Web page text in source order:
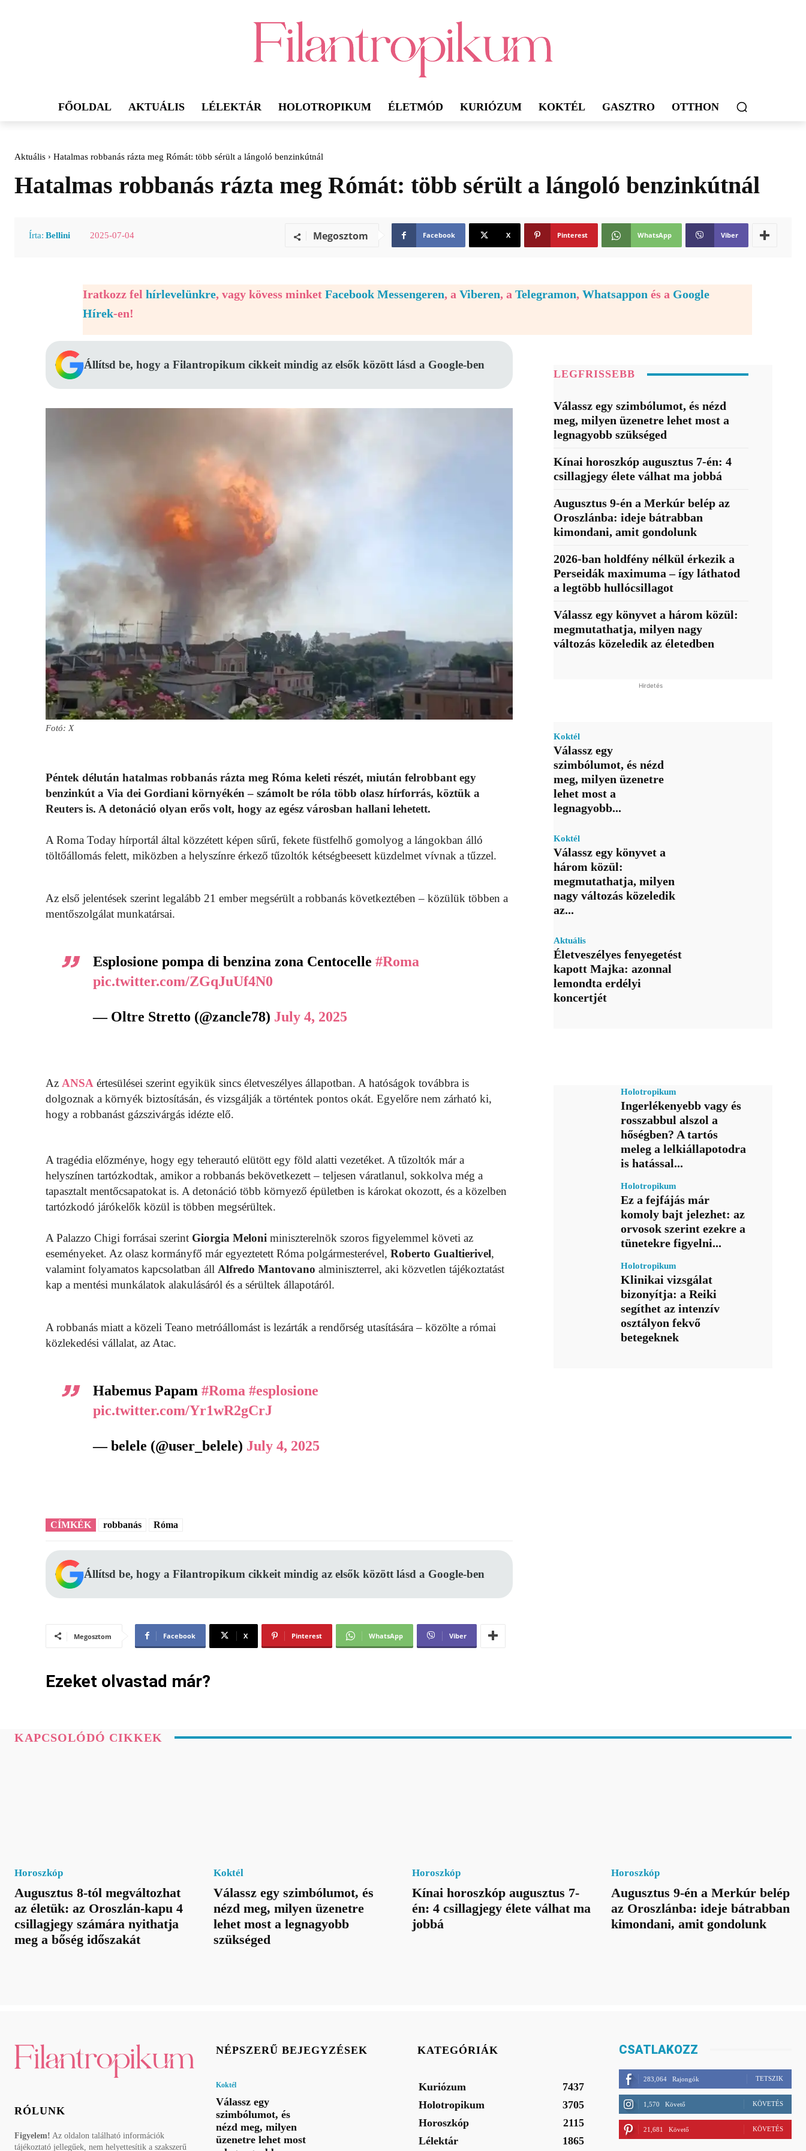
FŐOLDAL AKTUÁLIS LÉLEKTÁR HOLOTROPIKUM ÉLETMÓD KURIÓZUM KOKTÉL GASZTRO OTTHON
Aktuális Hatalmas robbanás rázta meg Rómát: több sérült a lángoló benzinkútnál
Hatalmas robbanás rázta meg Rómát: több sérült a lángoló benzinkútnál
Írta: Bellini 2025-07-04 Megosztom Facebook X Pinterest WhatsApp Viber
Iratkozz fel hírlevelünkre, vagy kövess minket Facebook Messengeren, a Viberen, a Telegramon, Whatsappon és a Google
Hírek-en!
Állítsd be, hogy a Filantropikum cikkeit mindig az elsők között lásd a Google-ben
Fotó: X
Péntek délután hatalmas robbanás rázta meg Róma keleti részét, miután felrobbant egy
benzinkút a Via dei Gordiani környékén – számolt be róla több olasz hírforrás, köztük a
Reuters is. A detonáció olyan erős volt, hogy az egész városban hallani lehetett.
A Roma Today hírportál által közzétett képen sűrű, fekete füstfelhő gomolyog a lángokban álló
töltőállomás felett, miközben a helyszínre érkező tűzoltók kétségbeesett küzdelmet vívnak a tűzzel.
Az első jelentések szerint legalább 21 ember megsérült a robbanás következtében – közülük többen a
mentőszolgálat munkatársai.
Esplosione pompa di benzina zona Centocelle #Roma
pic.twitter.com/ZGqJuUf4N0
— Oltre Stretto (@zancle78) July 4, 2025
Az ANSA értesülései szerint egyikük sincs életveszélyes állapotban. A hatóságok továbbra is
dolgoznak a környék biztosításán, és vizsgálják a történtek pontos okát. Egyelőre nem zárható ki,
hogy a robbanást gázszivárgás idézte elő.
A tragédia előzménye, hogy egy teherautó elütött egy föld alatti vezetéket. A tűzoltók már a
helyszínen tartózkodtak, amikor a robbanás bekövetkezett – teljesen váratlanul, sokkolva még a
tapasztalt mentőcsapatokat is. A detonáció több környező épületben is károkat okozott, és a közelben
tartózkodó járókelők közül is többen megsérültek.
A Palazzo Chigi forrásai szerint Giorgia Meloni miniszterelnök szoros figyelemmel követi az
eseményeket. Az olasz kormányfő már egyeztetett Róma polgármesterével, Roberto Gualtierivel,
valamint folyamatos kapcsolatban áll Alfredo Mantovano alminiszterrel, aki közvetlen tájékoztatást
kap a mentési munkálatok alakulásáról és a sérültek állapotáról.
A robbanás miatt a közeli Teano metróállomást is lezárták a rendőrség utasítására – közölte a római
közlekedési vállalat, az Atac.
Habemus Papam #Roma #esplosione
pic.twitter.com/Yr1wR2gCrJ
— belele (@user_belele) July 4, 2025
CÍMKÉK robbanás Róma
Állítsd be, hogy a Filantropikum cikkeit mindig az elsők között lásd a Google-ben
Megosztom Facebook X Pinterest WhatsApp Viber
Ezeket olvastad már?
LEGFRISSEBB
Válassz egy szimbólumot, és nézd
meg, milyen üzenetre lehet most a
legnagyobb szükséged
Kínai horoszkóp augusztus 7-én: 4
csillagjegy élete válhat ma jobbá
Augusztus 9-én a Merkúr belép az
Oroszlánba: ideje bátrabban
kimondani, amit gondolunk
2026-ban holdfény nélkül érkezik a
Perseidák maximuma – így láthatod
a legtöbb hullócsillagot
Válassz egy könyvet a három közül:
megmutathatja, milyen nagy
változás közeledik az életedben
Hirdetés
Koktél
Válassz egy
szimbólumot, és nézd
meg, milyen üzenetre
lehet most a
legnagyobb...
Koktél
Válassz egy könyvet a
három közül:
megmutathatja, milyen
nagy változás közeledik
az...
Aktuális
Életveszélyes fenyegetést
kapott Majka: azonnal
lemondta erdélyi
koncertjét
Holotropikum
Ingerlékenyebb vagy és
rosszabbul alszol a
hőségben? A tartós
meleg a lelkiállapotodra
is hatással...
Holotropikum
Ez a fejfájás már
komoly bajt jelezhet: az
orvosok szerint ezekre a
tünetekre figyelni...
Holotropikum
Klinikai vizsgálat
bizonyítja: a Reiki
segíthet az intenzív
osztályon fekvő
betegeknek
KAPCSOLÓDÓ CIKKEK
Horoszkóp
Augusztus 8-tól megváltozhat
az életük: az Oroszlán-kapu 4
csillagjegy számára nyithatja
meg a bőség időszakát
Koktél
Válassz egy szimbólumot, és
nézd meg, milyen üzenetre
lehet most a legnagyobb
szükséged
Horoszkóp
Kínai horoszkóp augusztus 7-
én: 4 csillagjegy élete válhat ma
jobbá
Horoszkóp
Augusztus 9-én a Merkúr belép
az Oroszlánba: ideje bátrabban
kimondani, amit gondolunk
RÓLUNK
Figyelem! Az oldalon található információk
tájékoztató jellegűek, nem helyettesítik a szakszerű
NÉPSZERŰ BEJEGYZÉSEK
Koktél
Válassz egy
szimbólumot, és
nézd meg, milyen
üzenetre lehet most
KATEGÓRIÁK
Kuriózum
7437
Holotropikum
3705
Horoszkóp
2115
Lélektár
1865
CSATLAKOZZ
283,064 Rajongók TETSZIK
1,570 Követő KÖVETÉS
21,681 Követő KÖVETÉS